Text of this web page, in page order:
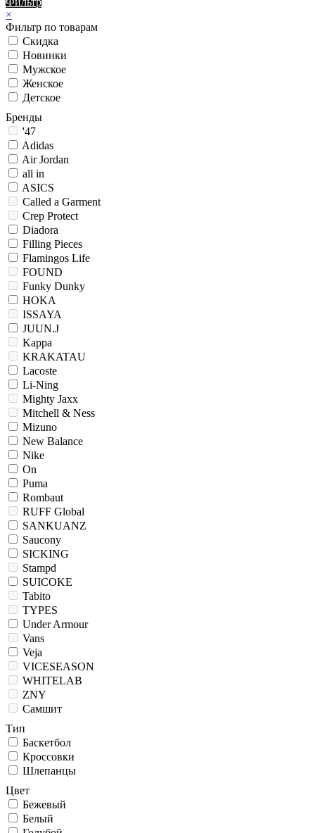
×
Фильтр по товарам
Скидка
Новинки
Мужское
Женское
Детское
Бренды
'47
Adidas
Air Jordan
all in
ASICS
Called a Garment
Crep Protect
Diadora
Filling Pieces
Flamingos Life
FOUND
Funky Dunky
HOKA
ISSAYA
JUUN.J
Kappa
KRAKATAU
Lacoste
Li-Ning
Mighty Jaxx
Mitchell & Ness
Mizuno
New Balance
Nike
On
Puma
Rombaut
RUFF Global
SANKUANZ
Saucony
SICKING
Stampd
SUICOKE
Tabito
TYPES
Under Armour
Vans
Veja
VICESEASON
WHITELAB
ZNY
Самшит
Тип
Баскетбол
Кроссовки
Шлепанцы
Цвет
Бежевый
Белый